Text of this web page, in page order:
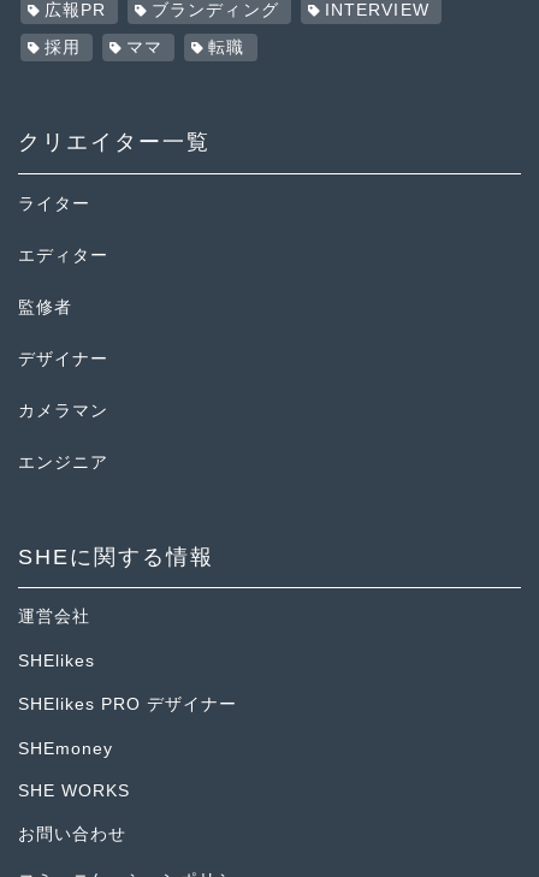
広報PR ブランディング INTERVIEW
採用 ママ 転職
クリエイター一覧
ライター
エディター
監修者
デザイナー
カメラマン
エンジニア
SHEに関する情報
運営会社
SHElikes
SHElikes PRO デザイナー
SHEmoney
SHE WORKS
お問い合わせ